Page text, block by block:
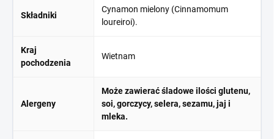
Składniki
Cynamon mielony (Cinnamomum
loureiroi).
Kraj
pochodzenia
Wietnam
Alergeny
Może zawierać śladowe ilości glutenu,
soi, gorczycy, selera, sezamu, jaj i
mleka.